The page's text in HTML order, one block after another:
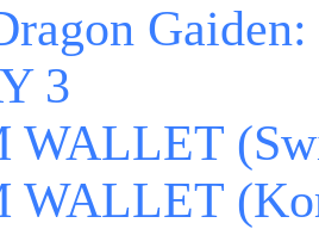
3
WALLET
WALLET